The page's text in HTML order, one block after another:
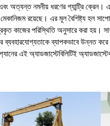
অত্যন্ত নমনীয় ধরণের গ্যান্ট্রি ক্রেন।
রয়েছে। এর মূল বৈশিষ্ট্য হল
কাজের পরিস্থিতি অনুসারে করা হয়।
ব্যবহারযোগ্যতাকে ব্যাপকভাবে উন্নত
এই অ্যাডজাস্টেবিলিটিই